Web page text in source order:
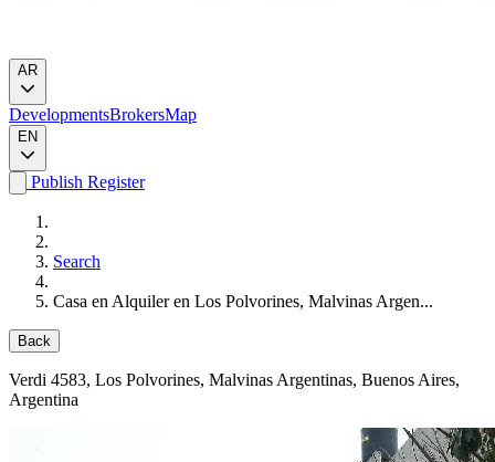
AR
DevelopmentsBrokersMap
EN
Publish Register
Search
Casa en Alquiler en Los Polvorines, Malvinas Argen...
Back
Verdi 4583, Los Polvorines, Malvinas Argentinas, Buenos Aires,
Argentina